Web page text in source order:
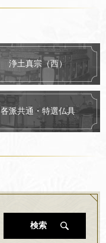
浄土真宗（西）
各派共通・特選仏具
検索